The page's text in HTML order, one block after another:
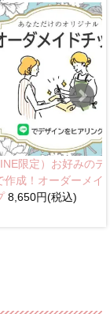
限定）お好みのデ
作成！オーダーメイ
8,650円(税込)